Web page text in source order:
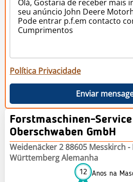
Política Privacidade
Enviar
Forstmaschinen-Service
Oberschwaben GmbH
Weidenäcker 2 88605 Messkirch
Württemberg Alemanha
12 Anos na